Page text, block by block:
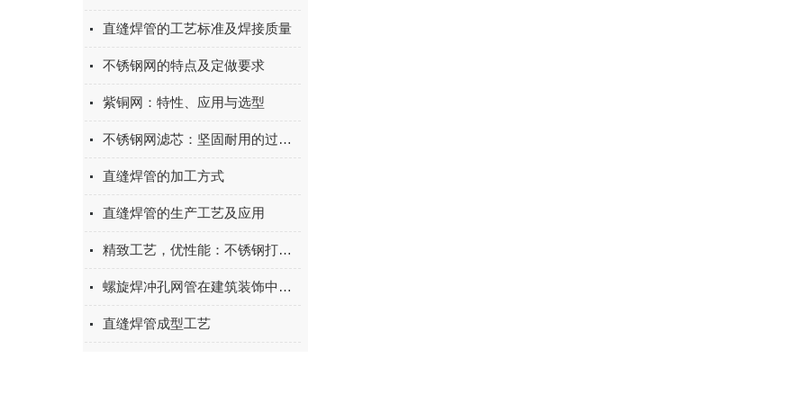
直缝焊管的工艺标准及焊接质量
不锈钢网的特点及定做要求
紫铜网：特性、应用与选型
不锈钢网滤芯：坚固耐用的过滤解决方案，助力工业流体净化
直缝焊管的加工方式
直缝焊管的生产工艺及应用
精致工艺，优性能：不锈钢打孔管，为项目增添光彩
螺旋焊冲孔网管在建筑装饰中的应用及其优势
直缝焊管成型工艺